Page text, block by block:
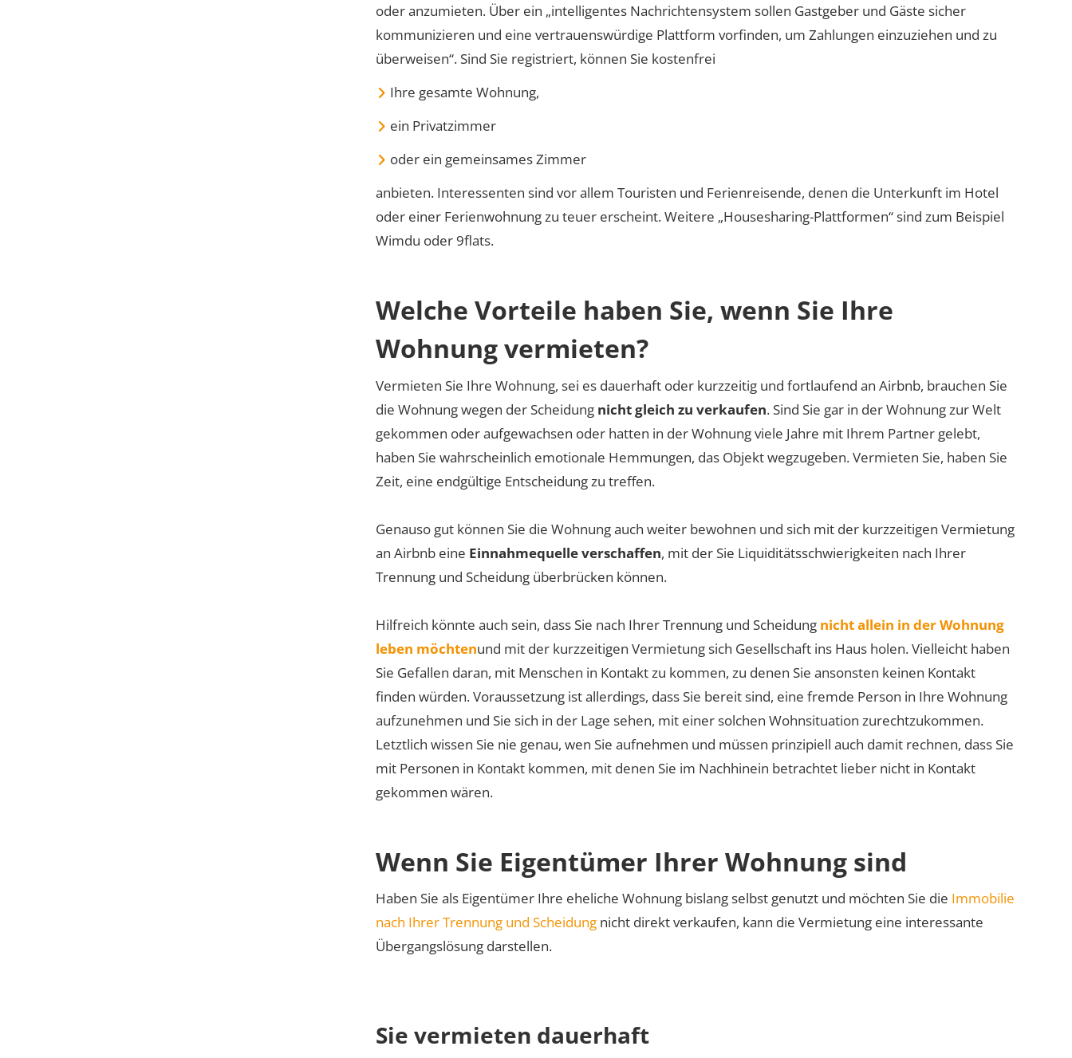
oder anzumieten. Über ein „intelligentes Nachrichtensystem sollen Gastgeber und Gäste sicher
kommunizieren und eine vertrauenswürdige Plattform vorfinden, um Zahlungen einzuziehen und zu
überweisen“. Sind Sie registriert, können Sie kostenfrei
Ihre gesamte Wohnung,
ein Privatzimmer
oder ein gemeinsames Zimmer
anbieten. Interessenten sind vor allem Touristen und Ferienreisende, denen die Unterkunft im Hotel
oder einer Ferienwohnung zu teuer erscheint. Weitere „Housesharing-Plattformen“ sind zum Beispiel
Wimdu oder 9flats.
Welche Vorteile haben Sie, wenn Sie Ihre
Wohnung vermieten?
Vermieten Sie Ihre Wohnung, sei es dauerhaft oder kurzzeitig und fortlaufend an Airbnb, brauchen Sie
die Wohnung wegen der Scheidung nicht gleich zu verkaufen. Sind Sie gar in der Wohnung zur Welt
gekommen oder aufgewachsen oder hatten in der Wohnung viele Jahre mit Ihrem Partner gelebt,
haben Sie wahrscheinlich emotionale Hemmungen, das Objekt wegzugeben. Vermieten Sie, haben Sie
Zeit, eine endgültige Entscheidung zu treffen.
Genauso gut können Sie die Wohnung auch weiter bewohnen und sich mit der kurzzeitigen Vermietung
an Airbnb eine Einnahmequelle verschaffen, mit der Sie Liquiditätsschwierigkeiten nach Ihrer
Trennung und Scheidung überbrücken können.
Hilfreich könnte auch sein, dass Sie nach Ihrer Trennung und Scheidung nicht allein in der Wohnung
leben möchtenund mit der kurzzeitigen Vermietung sich Gesellschaft ins Haus holen. Vielleicht haben
Sie Gefallen daran, mit Menschen in Kontakt zu kommen, zu denen Sie ansonsten keinen Kontakt
finden würden. Voraussetzung ist allerdings, dass Sie bereit sind, eine fremde Person in Ihre Wohnung
aufzunehmen und Sie sich in der Lage sehen, mit einer solchen Wohnsituation zurechtzukommen.
Letztlich wissen Sie nie genau, wen Sie aufnehmen und müssen prinzipiell auch damit rechnen, dass Sie
mit Personen in Kontakt kommen, mit denen Sie im Nachhinein betrachtet lieber nicht in Kontakt
gekommen wären.
Wenn Sie Eigentümer Ihrer Wohnung sind
Haben Sie als Eigentümer Ihre eheliche Wohnung bislang selbst genutzt und möchten Sie die Immobilie
nach Ihrer Trennung und Scheidung nicht direkt verkaufen, kann die Vermietung eine interessante
Übergangslösung darstellen.
Sie vermieten dauerhaft